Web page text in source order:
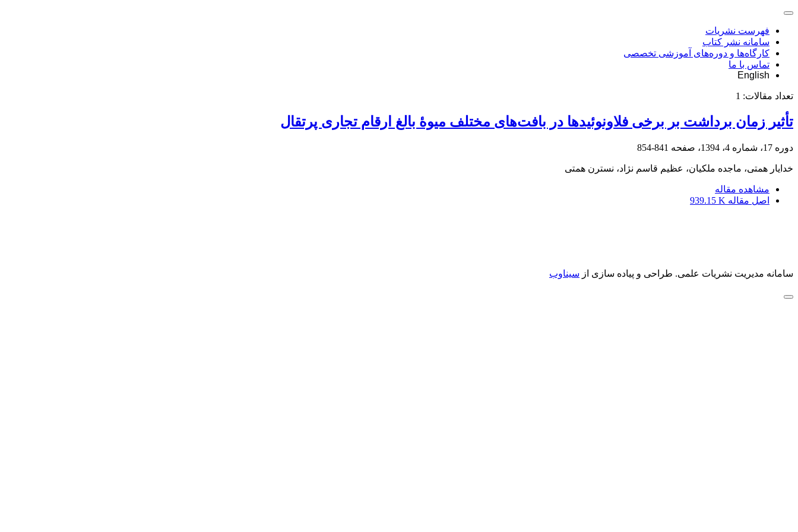
فهرست نشریات
سامانه نشر کتاب
کارگاه‌ها و دوره‌های آموزشی تخصصی
تماس با ما
English
تعداد مقالات: 1
تأثیر زمان برداشت بر برخی فلاونوئیدها در بافت‌های مختلف میوۀ بالغ ارقام تجاری پرتقال
دوره 17، شماره 4، 1394، صفحه 841-854
خدایار همتی، ماجده ملکیان، عظیم قاسم نژاد، نسترن همتی
مشاهده مقاله
اصل مقاله 939.15 K
سامانه مدیریت نشریات علمی. طراحی و پیاده سازی از سیناوب